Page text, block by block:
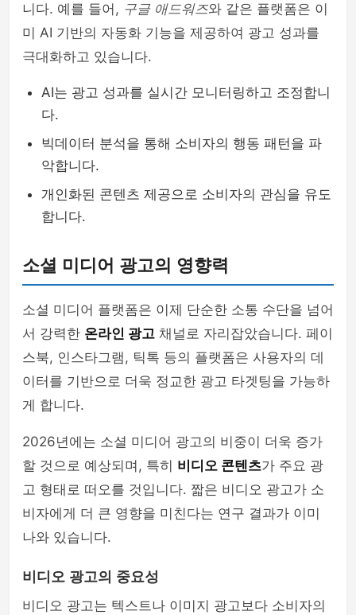
니다. 예를 들어, 구글 애드워즈와 같은 플랫폼은 이
미 AI 기반의 자동화 기능을 제공하여 광고 성과를
극대화하고 있습니다.
AI는 광고 성과를 실시간 모니터링하고 조정합니
다.
빅데이터 분석을 통해 소비자의 행동 패턴을 파
악합니다.
개인화된 콘텐츠 제공으로 소비자의 관심을 유도
합니다.
소셜 미디어 광고의 영향력
소셜 미디어 플랫폼은 이제 단순한 소통 수단을 넘어
서 강력한 온라인 광고 채널로 자리잡았습니다. 페이
스북, 인스타그램, 틱톡 등의 플랫폼은 사용자의 데
이터를 기반으로 더욱 정교한 광고 타겟팅을 가능하
게 합니다.
2026년에는 소셜 미디어 광고의 비중이 더욱 증가
할 것으로 예상되며, 특히 비디오 콘텐츠가 주요 광
고 형태로 떠오를 것입니다. 짧은 비디오 광고가 소
비자에게 더 큰 영향을 미친다는 연구 결과가 이미
나와 있습니다.
비디오 광고의 중요성
비디오 광고는 텍스트나 이미지 광고보다 소비자의